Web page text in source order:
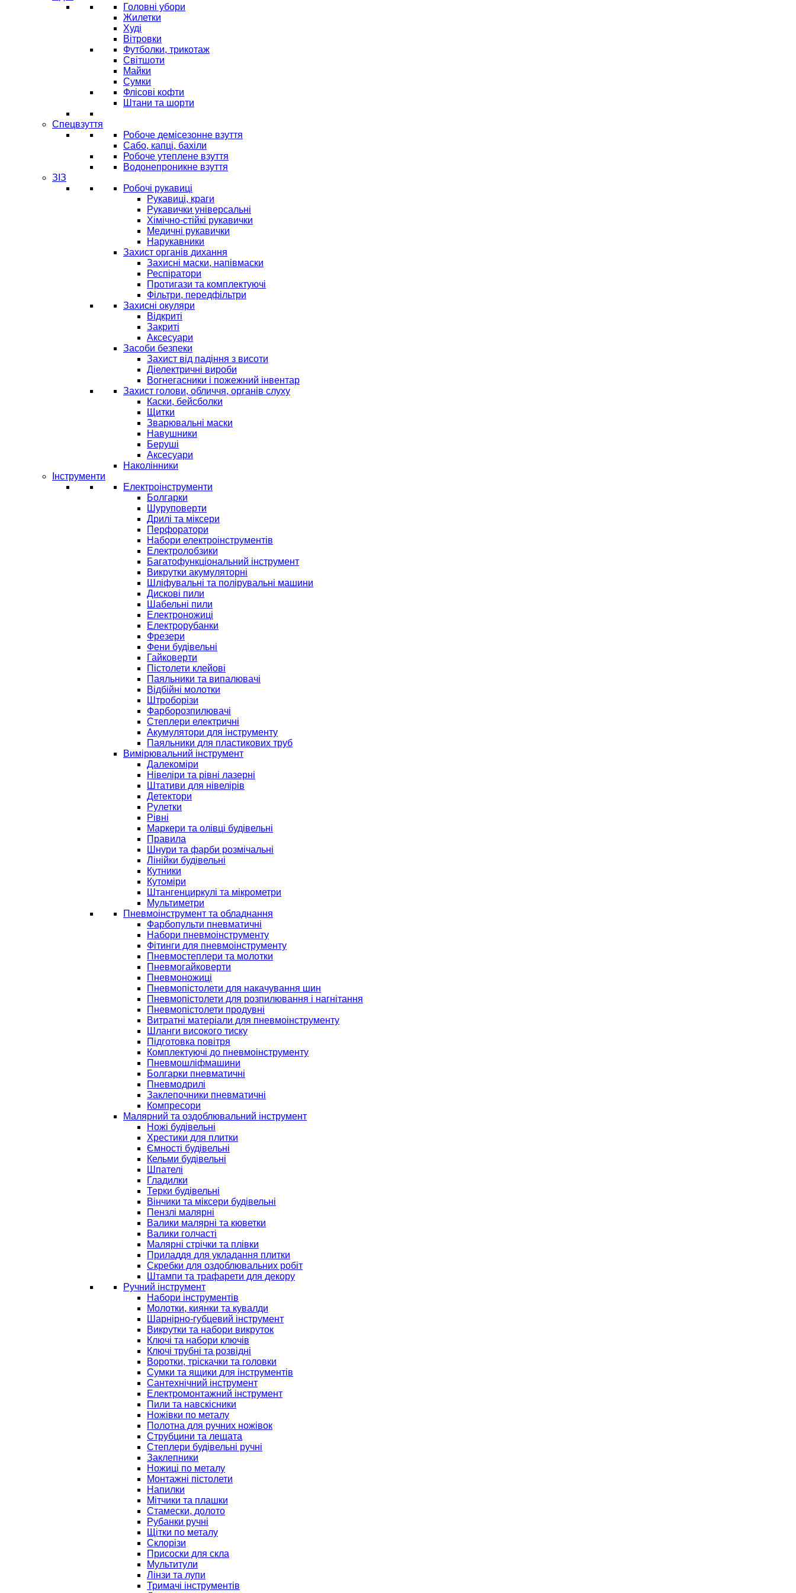
Головні убори
Жилетки
Худі
Вітровки
Футболки, трикотаж
Світшоти
Майки
Сумки
Флісові кофти
Штани та шорти
Спецвзуття
Робоче демісезонне взуття
Сабо, капці, бахіли
Робоче утеплене взуття
Водонепроникне взуття
ЗІЗ
Робочі рукавиці
Рукавиці, краги
Рукавички універсальні
Хімічно-стійкі рукавички
Медичні рукавички
Нарукавники
Захист органів дихання
Захисні маски, напівмаски
Респіратори
Протигази та комплектуючі
Фільтри, передфільтри
Захисні окуляри
Відкриті
Закриті
Аксесуари
Засоби безпеки
Захист від падіння з висоти
Діелектричні вироби
Вогнегасники і пожежний інвентар
Захист голови, обличчя, органів слуху
Каски, бейсболки
Щитки
Зварювальні маски
Навушники
Беруші
Аксесуари
Наколінники
Інструменти
Електроінструменти
Болгарки
Шуруповерти
Дрилі та міксери
Перфоратори
Набори електроінструментів
Електролобзики
Багатофункціональний інструмент
Викрутки акумуляторні
Шліфувальні та полірувальні машини
Дискові пили
Шабельні пили
Електроножиці
Електрорубанки
Фрезери
Фени будівельні
Гайковерти
Пістолети клейові
Паяльники та випалювачі
Відбійні молотки
Штроборізи
Фарборозпилювачі
Степлери електричні
Акумулятори для інструменту
Паяльники для пластикових труб
Вимірювальний інструмент
Далекоміри
Нівеліри та рівні лазерні
Штативи для нівелірів
Детектори
Рулетки
Рівні
Маркери та олівці будівельні
Правила
Шнури та фарби розмічальні
Лінійки будівельні
Кутники
Кутоміри
Штангенциркулі та мікрометри
Мультиметри
Пневмоінструмент та обладнання
Фарбопульти пневматичні
Набори пневмоінструменту
Фітинги для пневмоінструменту
Пневмостеплери та молотки
Пневмогайковерти
Пневмоножиці
Пневмопістолети для накачування шин
Пневмопістолети для розпилювання і нагнітання
Пневмопістолети продувні
Витратні матеріали для пневмоінструменту
Шланги високого тиску
Підготовка повітря
Комплектуючі до пневмоінструменту
Пневмошліфмашини
Болгарки пневматичні
Пневмодрилі
Заклепочники пневматичні
Компресори
Малярний та оздоблювальний інструмент
Ножі будівельні
Хрестики для плитки
Ємності будівельні
Кельми будівельні
Шпателі
Гладилки
Терки будівельні
Вінчики та міксери будівельні
Пензлі малярні
Валики малярні та кюветки
Валики голчасті
Малярні стрічки та плівки
Приладдя для укладання плитки
Скребки для оздоблювальних робіт
Штампи та трафарети для декору
Ручний інструмент
Набори інструментів
Молотки, киянки та кувалди
Шарнірно-губцевий інструмент
Викрутки та набори викруток
Ключі та набори ключів
Ключі трубні та розвідні
Воротки, тріскачки та головки
Сумки та ящики для інструментів
Сантехнічний інструмент
Електромонтажний інструмент
Пили та навскісники
Ножівки по металу
Полотна для ручних ножівок
Струбцини та лещата
Степлери будівельні ручні
Заклепники
Ножиці по металу
Монтажні пістолети
Напилки
Мітчики та плашки
Стамески, долото
Рубанки ручні
Щітки по металу
Склорізи
Присоски для скла
Мультитули
Лінзи та лупи
Тримачі інструментів